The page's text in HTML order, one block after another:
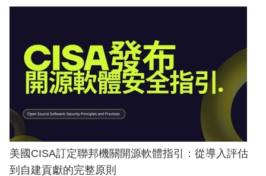
美國CISA訂定聯邦機關開源軟體指引：從導入評估
到自建貢獻的完整原則